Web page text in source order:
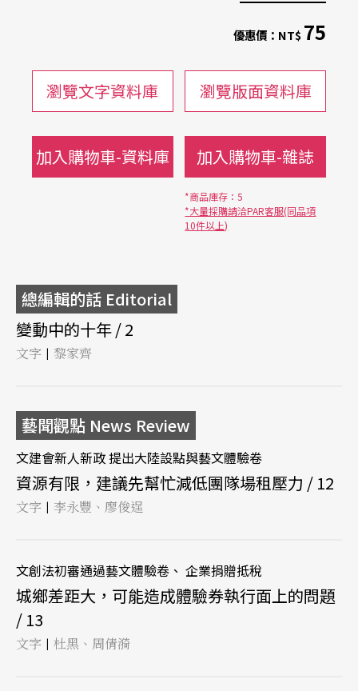
優惠價： NT$75
瀏覽文字資料庫 瀏覽版面資料庫
加入購物車-資料庫 加入購物車-雜誌
*商品庫存：5
*大量採購請洽PAR客服(同品項
10件以上)
總編輯的話 Editorial
變動中的十年 / 2
文字 | 黎家齊
藝聞觀點 News Review
文建會新人新政 提出大陸設點與藝文體驗卷
資源有限，建議先幫忙減低團隊場租壓力 / 12
文字 | 李永豐、廖俊逞
文創法初審通過藝文體驗卷、 企業捐贈抵稅
城鄉差距大，可能造成體驗券執行面上的問題
/ 13
文字 | 杜黑、周倩漪